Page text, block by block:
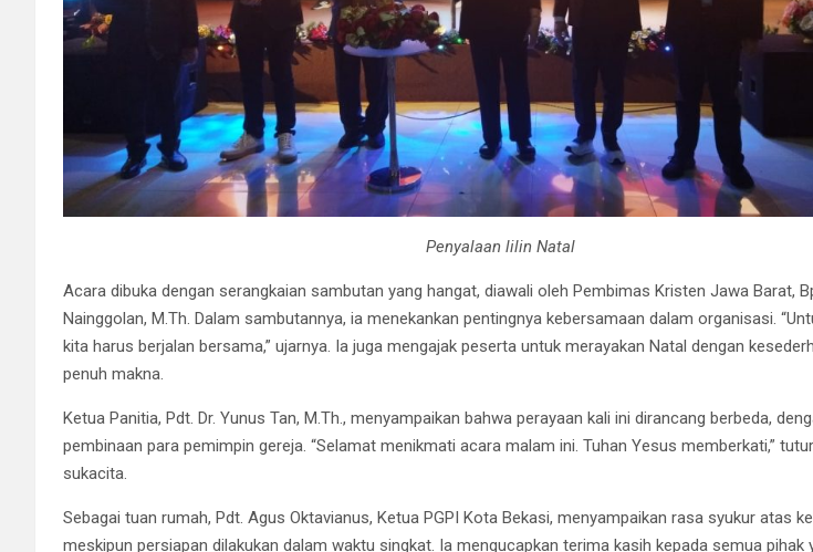
Penyalaan lilin Natal
Acara dibuka dengan serangkaian sambutan yang hangat, diawali oleh Pembimas Kristen Jawa Barat,
Nainggolan, M.Th. Dalam sambutannya, ia menekankan pentingnya kebersamaan dalam organisasi.
kita harus berjalan bersama,” ujarnya. Ia juga mengajak peserta untuk merayakan Natal dengan
penuh makna.
Ketua Panitia, Pdt. Dr. Yunus Tan, M.Th., menyampaikan bahwa perayaan kali ini dirancang berbeda,
pembinaan para pemimpin gereja. “Selamat menikmati acara malam ini. Tuhan Yesus memberkati,”
sukacita.
Sebagai tuan rumah, Pdt. Agus Oktavianus, Ketua PGPI Kota Bekasi, menyampaikan rasa syukur atas
meskipun persiapan dilakukan dalam waktu singkat. Ia mengucapkan terima kasih kepada semua pihak